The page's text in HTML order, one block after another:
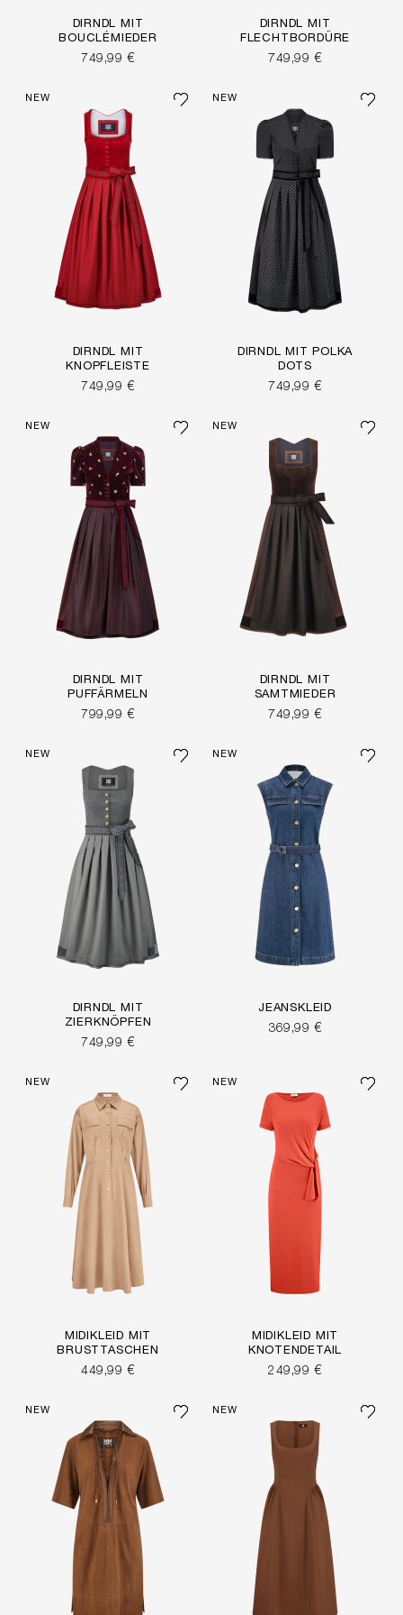
DIRNDL MIT
BOUCLÉMIEDER
749,99 €
DIRNDL MIT
FLECHTBORDÜRE
749,99 €
NEW
DIRNDL MIT
KNOPFLEISTE
749,99 €
NEW
DIRNDL MIT POLKA
DOTS
749,99 €
NEW
DIRNDL MIT
PUFFÄRMELN
799,99 €
NEW
DIRNDL MIT
SAMTMIEDER
749,99 €
NEW
DIRNDL MIT
ZIERKNÖPFEN
749,99 €
NEW
JEANSKLEID
369,99 €
NEW
MIDIKLEID MIT
BRUSTTASCHEN
449,99 €
NEW
MIDIKLEID MIT
KNOTENDETAIL
249,99 €
NEW NEW